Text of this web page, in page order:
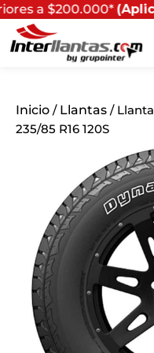
$200.000*(Aplican
Inicio / Llantas /
235/85 R16 120S